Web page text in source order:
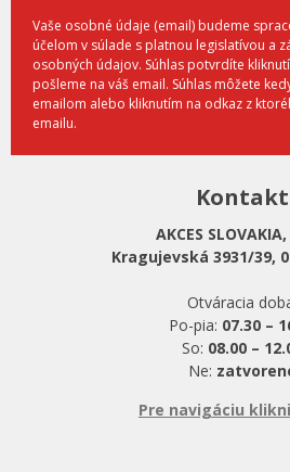
Vaše osobné údaje (email) budeme
účelom v súlade s platnou legislatívou a
osobných údajov. Súhlas potvrdíte
pošleme na váš email. Súhlas môžete
emailom alebo kliknutím na odkaz z
emailu.
Kontakt
AKCES
Kragujevská 3931/39,
Otváracia
Po-pia: 07.30 –
So: 08.00 –
Ne:
Pre navigáciu